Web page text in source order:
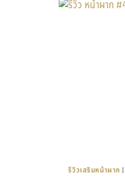
รีวิวเสริมหน้าผาก |